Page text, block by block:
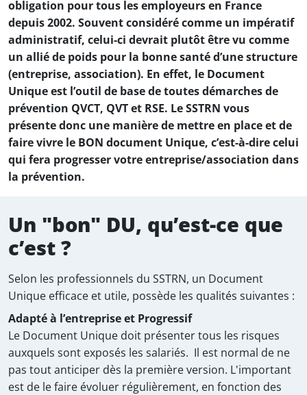
obligation pour tous les employeurs en France
depuis 2002. Souvent considéré comme un impératif
administratif, celui-ci devrait plutôt être vu comme
un allié de poids pour la bonne santé d’une structure
(entreprise, association). En effet, le Document
Unique est l’outil de base de toutes démarches de
prévention QVCT, QVT et RSE. Le SSTRN vous
présente donc une manière de mettre en place et de
faire vivre le BON document Unique, c’est-à-dire celui
qui fera progresser votre entreprise/association dans
la prévention.
Un "bon" DU, qu’est-ce que
c’est ?
Selon les professionnels du SSTRN, un Document
Unique efficace et utile, possède les qualités suivantes :
Adapté à l’entreprise et Progressif
Le Document Unique doit présenter tous les risques
auxquels sont exposés les salariés. Il est normal de ne
pas tout anticiper dès la première version. L'important
est de le faire évoluer régulièrement, en fonction des